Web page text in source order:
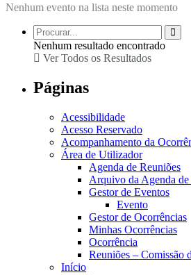
Nenhum evento na lista neste momento
Nenhum resultado encontrado
Ver Todos os Resultados
Páginas
Acessibilidade
Acesso Reservado
Acompanhamento da
Área de Utilizador
Agenda de Reuniões
Arquivo da Agenda de
Gestor de Eventos
Evento
Gestor de Ocorrências
Minhas Ocorrências
Ocorrência
Reuniões – Comissão
Início